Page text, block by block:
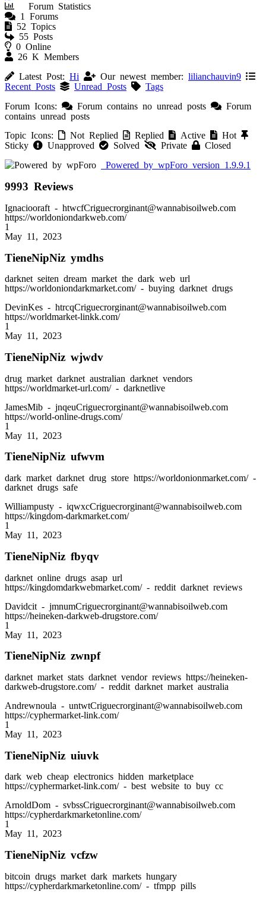
Forum Statistics
1
Forums
52 Topics
55 Posts
0 Online
26 K Members
Latest Post: Hi Our newest member: lilianchauvin9
Recent Posts
Unread Posts Tags
Forum Icons: Forum contains no unread posts
Forum
contains unread posts
Topic Icons:
Not Replied Replied Active
Hot
Sticky
Unapproved Solved Private Closed
Powered by wpForo version 1.9.9.1
9993 Reviews
Ignaciooraft - htwcfCriguecrorginant@wannabisoilweb.com
https://worldoniondarkweb.com/
1
May 11, 2023
TieneNipNiz ymdhs
darknet seiten dream market the dark web url
https://worldoniondarkmarket.com/ - buying darknet drugs
DevinKes - htrcqCriguecrorginant@wannabisoilweb.com
https://worldmarket-linkk.com/
1
May 11, 2023
TieneNipNiz wjwdv
drug market darknet australian darknet vendors
https://worldmarket-url.com/ - darknetlive
JamesMib - jnqeuCriguecrorginant@wannabisoilweb.com
https://world-online-drugs.com/
1
May 11, 2023
TieneNipNiz ufwvm
dark market darknet drug store https://worldonionmarket.com/ -
darknet drugs safe
Williampusty - iqwxcCriguecrorginant@wannabisoilweb.com
https://kingdom-darkmarket.com/
1
May 11, 2023
TieneNipNiz fbyqv
darknet online drugs asap url
https://kingdomdarkwebmarket.com/ - reddit darknet reviews
Davidcit - jmnumCriguecrorginant@wannabisoilweb.com
https://heineken-darkweb-drugstore.com/
1
May 11, 2023
TieneNipNiz zwnpf
darknet market stats darknet vendor reviews https://heineken-
darkweb-drugstore.com/ - reddit darknet market australia
Andrewnoula - untwtCriguecrorginant@wannabisoilweb.com
https://cyphermarket-link.com/
1
May 11, 2023
TieneNipNiz uiuvk
dark web cheap electronics hidden marketplace
https://cyphermarket-link.com/ - best website to buy cc
ArnoldDom - svbssCriguecrorginant@wannabisoilweb.com
https://cypherdarkmarketonline.com/
1
May 11, 2023
TieneNipNiz vcfzw
bitcoin drugs market dark markets hungary
https://cypherdarkmarketonline.com/ - tfmpp pills